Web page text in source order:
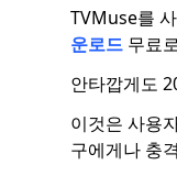
TVMuse를
운로드 무료
안타깝게도
이것은 사용
구에게나 충